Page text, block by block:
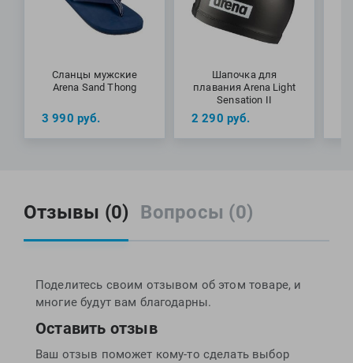
Сланцы мужские
Arena Sand Thong
3 990 руб.
Шапочка для
плавания Arena Light
Sensation II
2 290 руб.
Отзывы (0) Вопросы (0)
Поделитесь своим отзывом об этом товаре, и
многие будут вам благодарны.
Оставить отзыв
Ваш отзыв поможет кому-то сделать выбор